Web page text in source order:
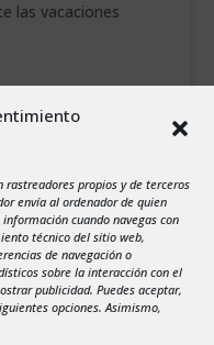
rastreadores propios y de terceros
envía al ordenador de quien
cuando navegas con
técnico del sitio web,
de navegación o
sobre la interacción con el
publicidad. Puedes aceptar,
opciones. Asimismo,
las vacaciones
V S
7 8
9
14 15
16
21 22
23
28 29
30